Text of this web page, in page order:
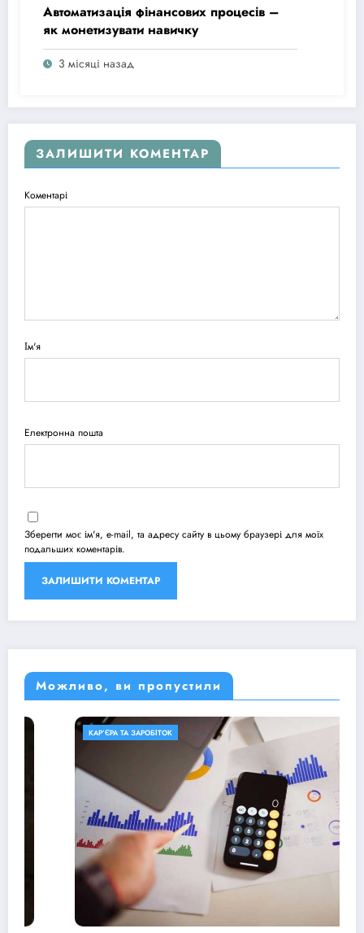
Автоматизація фінансових процесів –
як монетизувати навичку
3 місяці назад
ЗАЛИШИТИ КОМЕНТАР
Коментарі
Ім'я
Електронна пошта
Зберегти моє ім'я, e-mail, та адресу сайту в цьому браузері для моїх
подальших коментарів.
Можливо, ви пропустили
КАР’ЄРА ТА ЗАРОБІТОК